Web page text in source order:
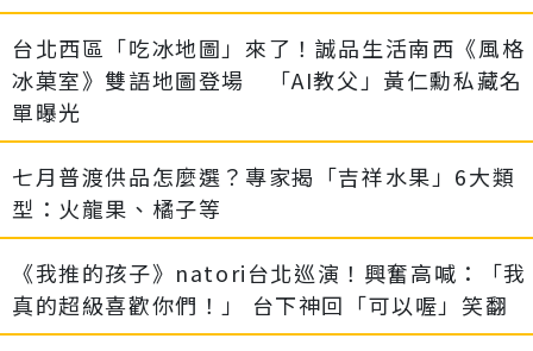
台北西區「吃冰地圖」來了！誠品生活南西《風格
冰菓室》雙語地圖登場 「AI教父」黃仁勳私藏名
單曝光
七月普渡供品怎麼選？專家揭「吉祥水果」6大類
型：火龍果、橘子等
《我推的孩子》natori台北巡演！興奮高喊：「我
真的超級喜歡你們！」 台下神回「可以喔」笑翻